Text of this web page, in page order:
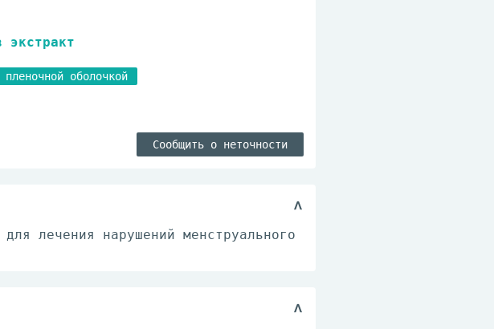
экстракт
оболочкой
Сообщить о неточности
лечения нарушений менструального